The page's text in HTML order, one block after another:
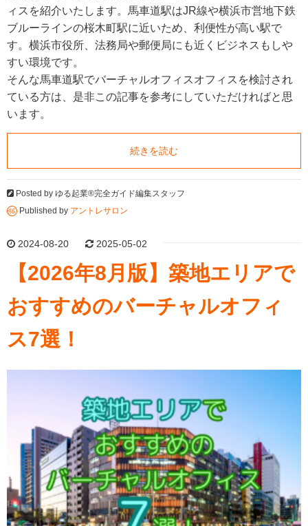
ィスを紹介いたします。馬車道駅はJR線や横浜市営地下鉄
ブルーラインの桜木町駅に近いため、利便性が高い駅で
す。横浜市役所、法務局や郵便局にも近くビジネスもしや
すい環境です。
そんな馬車道駅でバーチャルオフィスオフィスを検討され
ている方は、是非この記事を参考にしていただければと思
います。
続きを読む
Posted by ゆる起業®完全ガイド編集スタッフ
Published by アントレサロン
2024-08-20 2025-05-02
【2026年8月版】築地エリアで
おすすめのバーチャルオフィ
ス7選！